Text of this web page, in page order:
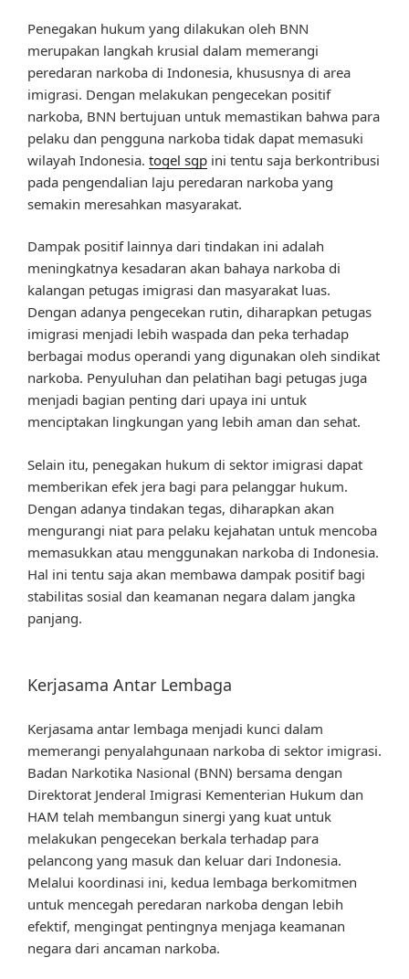
Penegakan hukum yang dilakukan oleh BNN
merupakan langkah krusial dalam memerangi
peredaran narkoba di Indonesia, khususnya di area
imigrasi. Dengan melakukan pengecekan positif
narkoba, BNN bertujuan untuk memastikan bahwa para
pelaku dan pengguna narkoba tidak dapat memasuki
wilayah Indonesia. togel sgp ini tentu saja berkontribusi
pada pengendalian laju peredaran narkoba yang
semakin meresahkan masyarakat.
Dampak positif lainnya dari tindakan ini adalah
meningkatnya kesadaran akan bahaya narkoba di
kalangan petugas imigrasi dan masyarakat luas.
Dengan adanya pengecekan rutin, diharapkan petugas
imigrasi menjadi lebih waspada dan peka terhadap
berbagai modus operandi yang digunakan oleh sindikat
narkoba. Penyuluhan dan pelatihan bagi petugas juga
menjadi bagian penting dari upaya ini untuk
menciptakan lingkungan yang lebih aman dan sehat.
Selain itu, penegakan hukum di sektor imigrasi dapat
memberikan efek jera bagi para pelanggar hukum.
Dengan adanya tindakan tegas, diharapkan akan
mengurangi niat para pelaku kejahatan untuk mencoba
memasukkan atau menggunakan narkoba di Indonesia.
Hal ini tentu saja akan membawa dampak positif bagi
stabilitas sosial dan keamanan negara dalam jangka
panjang.
Kerjasama Antar Lembaga
Kerjasama antar lembaga menjadi kunci dalam
memerangi penyalahgunaan narkoba di sektor imigrasi.
Badan Narkotika Nasional (BNN) bersama dengan
Direktorat Jenderal Imigrasi Kementerian Hukum dan
HAM telah membangun sinergi yang kuat untuk
melakukan pengecekan berkala terhadap para
pelancong yang masuk dan keluar dari Indonesia.
Melalui koordinasi ini, kedua lembaga berkomitmen
untuk mencegah peredaran narkoba dengan lebih
efektif, mengingat pentingnya menjaga keamanan
negara dari ancaman narkoba.